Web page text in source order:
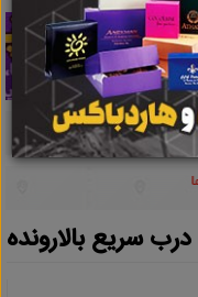
درب سریع بالارونده